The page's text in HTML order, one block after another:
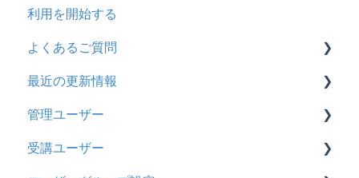
利用を開始する
よくあるご質問
契約
トライアル
カスタマイズ
最近の更新情報
2026年8月アップデート
2026年2月アップデート
管理ユーザー
管理ユーザーの統合について
受講ユーザー